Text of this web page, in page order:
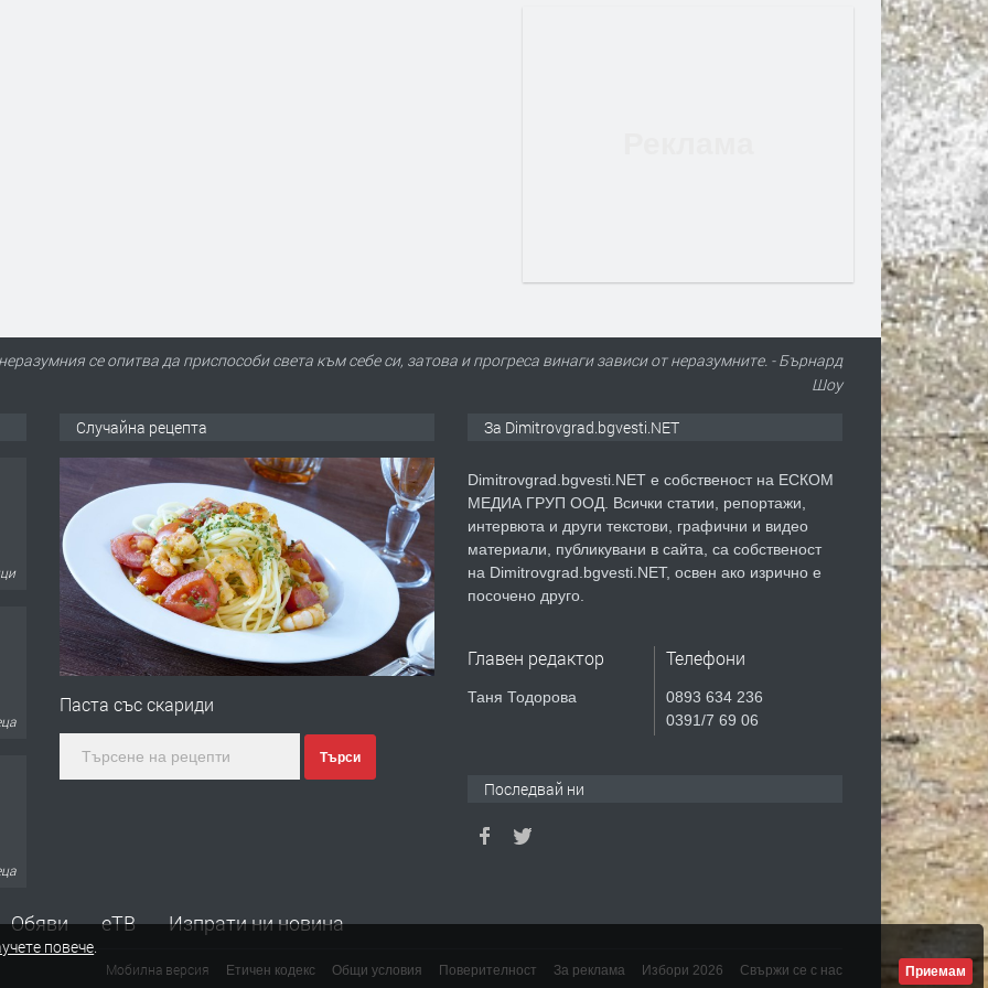
се опитва да приспособи света към себе си, затова и прогреса винаги зависи от неразумните. - Бърнард
Шоу
Случайна рецепта
Паста със скариди
Търси
За Dimitrovgrad.bgvesti.NET
Dimitrovgrad.bgvesti.NET е собственост на ЕСКОМ
МЕДИА ГРУП ООД. Всички статии, репортажи,
интервюта и други текстови, графични и видео
материали, публикувани в сайта, са собственост
на Dimitrovgrad.bgvesti.NET, освен ако изрично е
посочено друго.
Главен редактор
Таня Тодорова
Телефони
0893 634 236
0391/7 69 06
Последвай ни
Обяви еТВ Изпрати ни новина
Мобилна версия Етичен кодекс Общи условия Поверителност За реклама Избори 2026 Свържи се с нас
повече.
Приемам